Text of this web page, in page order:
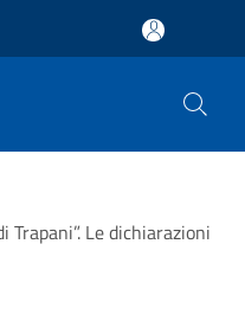
Le dichiarazioni